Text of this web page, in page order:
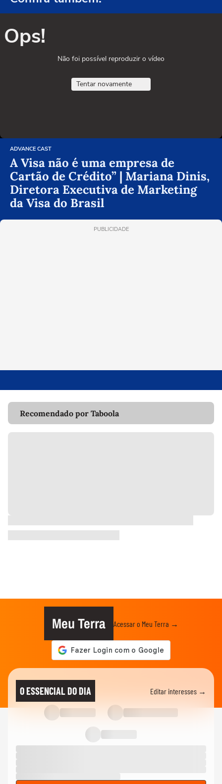
Ops!
Não foi possível reproduzir o vídeo
Tentar novamente
ADVANCE CAST
A Visa não é uma empresa de
Cartão de Crédito” | Mariana Dinis,
Diretora Executiva de Marketing
da Visa do Brasil
PUBLICIDADE
Recomendado por Taboola
Meu Terra Acessar o Meu Terra →
O ESSENCIAL DO DIA Editar interesses →